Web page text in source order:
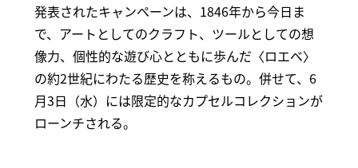
発表されたキャンペーンは、1846年から今日ま
で、アートとしてのクラフト、ツールとしての想
像力、個性的な遊び心とともに歩んだ〈ロエベ〉
の約2世紀にわたる歴史を称えるもの。併せて、6
月3日（水）には限定的なカプセルコレクションが
ローンチされる。